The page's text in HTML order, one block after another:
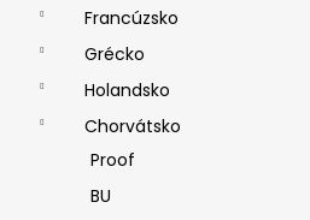
Francúzsko
Grécko
Holandsko
Chorvátsko
Proof
BU